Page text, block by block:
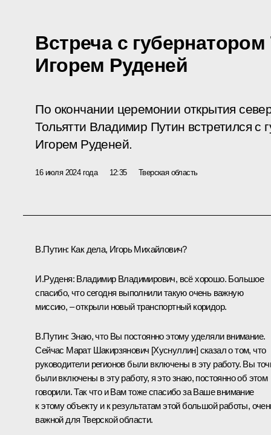
Встреча с
Игорем Руденей
По окончании церемонии открытия
Тольятти Владимир Путин встретился с
Игорем Руденей.
16 июля 2024 года 12:35 Тверская область
В.Путин: Как дела, Игорь Михайлович?
И.Руденя: Владимир Владимирович, всё хорошо. Большое
спасибо, что сегодня выполнили такую очень важную
миссию, –открылиновый транспортный коридор.
В.Путин: Знаю, что Вы постоянно этому уделяли внимание.
Сейчас Марат Шакирзянович [Хуснуллин] сказал о том, что
руководители регионов были включены в эту работу. Вы
были включены в эту работу, я это знаю, постоянно об этом
говорили. Так что и Вам тоже спасибо за Ваше внимание
к этому объекту и к результатам этой большой работы,
важной для Тверской области.